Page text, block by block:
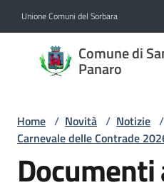
Unione Comuni del Sorbara
Comune di
Panaro
Comune
di San
sul
Panaro
Home / Novità / Notizie /
Carnevale delle Contrade